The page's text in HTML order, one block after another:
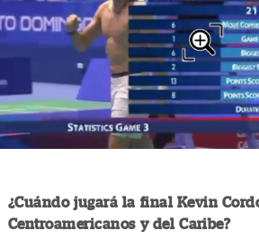
¿Cuándo jugará la final Kevin
Centroamericanos y del Caribe?